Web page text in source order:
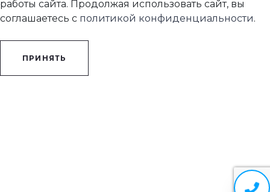
работы сайта. Продолжая использовать сайт, вы
соглашаетесь с политикой конфиденциальности.
ПРИНЯТЬ